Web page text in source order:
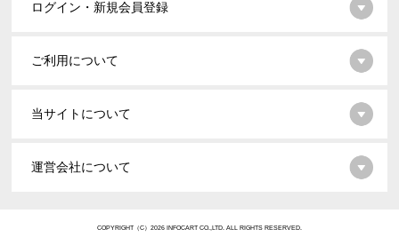
ログイン・新規会員登録
ご利用について
当サイトについて
運営会社について
COPYRIGHT（C）2026 INFOCART CO.,LTD. ALL RIGHTS RESERVED.